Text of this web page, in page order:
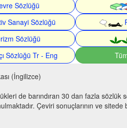
Sözlüğü
Sanayi Sözlüğü
Sözlüğü
Sözlüğü Tr - Eng
(İngilizce)
de barındıran 30 dan fazla sözlük
Çeviri sonuçlarının ve